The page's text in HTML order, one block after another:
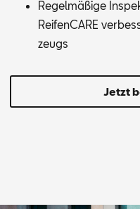
Re­gel­mä­ßi­ge
Rei­fen­CA­RE
zeugs
Jetzt